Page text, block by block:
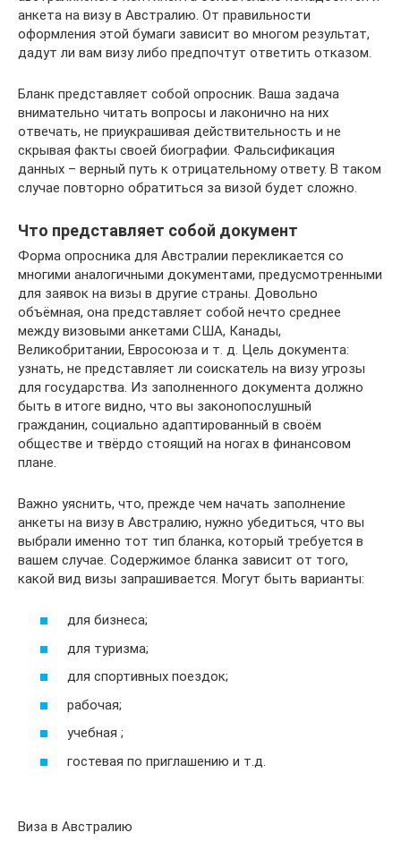
анкета на визу в Австралию. От правильности
оформления этой бумаги зависит во многом результат,
дадут ли вам визу либо предпочтут ответить отказом.
Бланк представляет собой опросник. Ваша задача
внимательно читать вопросы и лаконично на них
отвечать, не приукрашивая действительность и не
скрывая факты своей биографии. Фальсификация
данных – верный путь к отрицательному ответу. В таком
случае повторно обратиться за визой будет сложно.
Что представляет собой документ
Форма опросника для Австралии перекликается со
многими аналогичными документами, предусмотренными
для заявок на визы в другие страны. Довольно
объёмная, она представляет собой нечто среднее
между визовыми анкетами США, Канады,
Великобритании, Евросоюза и т. д. Цель документа:
узнать, не представляет ли соискатель на визу угрозы
для государства. Из заполненного документа должно
быть в итоге видно, что вы законопослушный
гражданин, социально адаптированный в своём
обществе и твёрдо стоящий на ногах в финансовом
плане.
Важно уяснить, что, прежде чем начать заполнение
анкеты на визу в Австралию, нужно убедиться, что вы
выбрали именно тот тип бланка, который требуется в
вашем случае. Содержимое бланка зависит от того,
какой вид визы запрашивается. Могут быть варианты:
для бизнеса;
для туризма;
для спортивных поездок;
рабочая;
учебная ;
гостевая по приглашению и т.д.
Виза в Австралию